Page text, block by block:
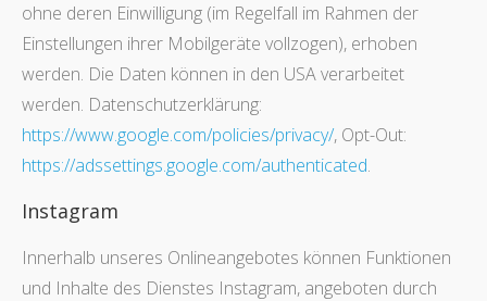
ohne deren Einwilligung (im Regelfall im Rahmen der
Einstellungen ihrer Mobilgeräte vollzogen), erhoben
werden. Die Daten können in den USA verarbeitet
werden. Datenschutzerklärung:
https://www.google.com/policies/privacy/, Opt-Out:
https://adssettings.google.com/authenticated.
Instagram
Innerhalb unseres Onlineangebotes können Funktionen
und Inhalte des Dienstes Instagram, angeboten durch